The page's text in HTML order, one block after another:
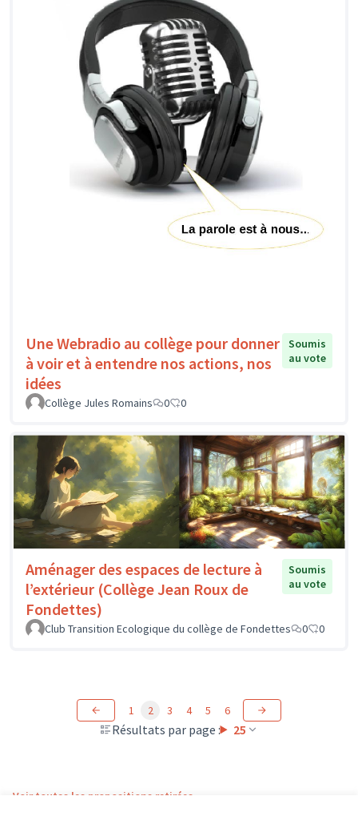
Une Webradio au collège pour donner
à voir et à entendre nos actions, nos
idées
Soumis
au vote
Collège Jules Romains 0 0
Aménager des espaces de lecture à
l’extérieur (Collège Jean Roux de
Fondettes)
Soumis
au vote
Club Transition Ecologique du collège de Fondettes 0 0
Résultats par page : 25
1 2 3 4 5 6
Voir toutes les propositions retirées